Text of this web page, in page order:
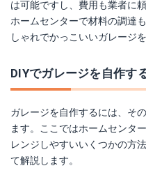
は可能ですし、費用も業者に
ホームセンターで材料の調達
しゃれでかっこいいガレージ
DIYでガレージを自作す
ガレージを自作するには、そ
ます。ここではホームセンタ
レンジしやすいいくつかの方
て解説します。